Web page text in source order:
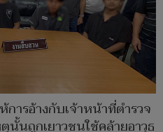
ารอ้างกับเจ้าหน้าที่ตำรวจ
นั้นถูกเยาวชนใช้คล้ายอาวุธ